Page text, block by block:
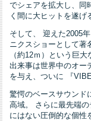
でシェアを拡大し、同
く間に大ヒットを遂げ
そして、 迎えた2005
ニクスショーとして著
（約12ｍ）という巨
出来事は世界中のオー
を与え、ついに 『
驚愕のベースサウンド
高域。 さらに最先端
にはない圧倒的な個性